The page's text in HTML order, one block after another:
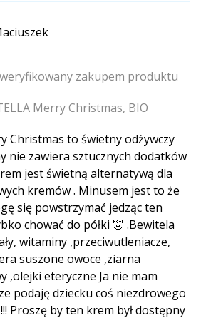
zakupem produktu
Merry Christmas, BIO
Christmas to świetny odżywczy
nie zawiera sztucznych dodatków
jest świetną alternatywą dla
kremów . Minusem jest to że
się powstrzymać jedząc ten
chować do półki 🤣 .Bewitela
witaminy ,przeciwutleniacze,
suszone owoce ,ziarna
,olejki eteryczne Ja nie mam
podaję dziecku coś niezdrowego
Proszę by ten krem był dostępny